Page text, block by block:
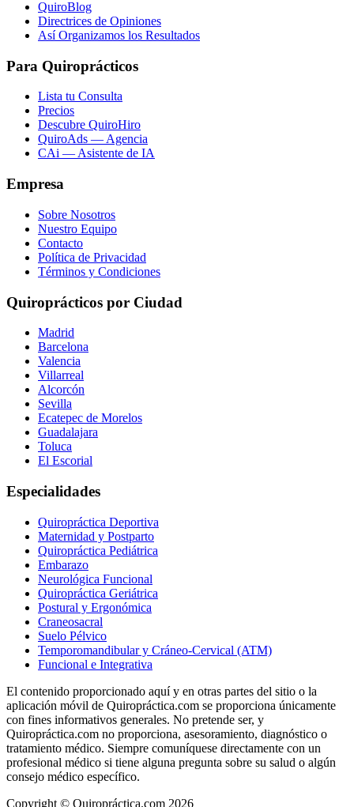
QuiroBlog
Directrices de Opiniones
Así Organizamos los Resultados
Para Quiroprácticos
Lista tu Consulta
Precios
Descubre QuiroHiro
QuiroAds — Agencia
CAi — Asistente de IA
Empresa
Sobre Nosotros
Nuestro Equipo
Contacto
Política de Privacidad
Términos y Condiciones
Quiroprácticos por Ciudad
Madrid
Barcelona
Valencia
Villarreal
Alcorcón
Sevilla
Ecatepec de Morelos
Guadalajara
Toluca
El Escorial
Especialidades
Quiropráctica Deportiva
Maternidad y Postparto
Quiropráctica Pediátrica
Embarazo
Neurológica Funcional
Quiropráctica Geriátrica
Postural y Ergonómica
Craneosacral
Suelo Pélvico
Temporomandibular y Cráneo-Cervical (ATM)
Funcional e Integrativa
El contenido proporcionado aquí y en otras partes del sitio o la
aplicación móvil de Quiropráctica.com se proporciona únicamente
con fines informativos generales. No pretende ser, y
Quiropráctica.com no proporciona, asesoramiento, diagnóstico o
tratamiento médico. Siempre comuníquese directamente con un
profesional médico si tiene alguna pregunta sobre su salud o algún
consejo médico específico.
Copyright © Quiropráctica.com 2026